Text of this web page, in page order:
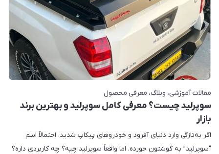
مقالات آموزشی وبلاگ معرفی محصول
سوپرلید چیست؟ معرفی کامل سوپرلید و بهترین برند
بازار
اگر به‌تازگی وارد دنیای آفرود و خودروهای پیکاپ شدید، احتمالاً اسم
“سوپرلید” به گوشتون خورده. اما واقعاً سوپرلید چیه؟ چه کاربردی داره؟